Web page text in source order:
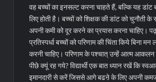
वह बच्चों का इनसल्ट करना चाहते हैं, बल्कि यह डांट
लिए होती है। बच्चों को शिक्षक की डांट को चुनौती
अपनी कमी को दूर करने का प्रयास करना चाहिए।
प्रतिस्पर्धा बच्चों को परिणाम की चिंता किये बिना मन
करनी चाहिए। परिणाम के पश्चात् उन्हें आत्म आकलन
पीछे क्यूं रह गये? विद्यार्थी एक बात ध्यान रखें कि
इमानदारी से करें जिससे आगे बढऩे के लिए अपनी